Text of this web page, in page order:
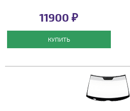
11900 ₽
КУПИТЬ